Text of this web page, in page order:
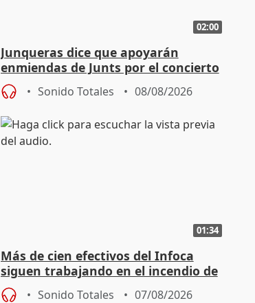
02:00
Junqueras dice que apoyarán
enmiendas de Junts por el concierto
en el trámite de financiación
Sonido Totales 08/08/2026
01:34
Más de cien efectivos del Infoca
siguen trabajando en el incendio de
Niebla (Huelva)
Sonido Totales 07/08/2026